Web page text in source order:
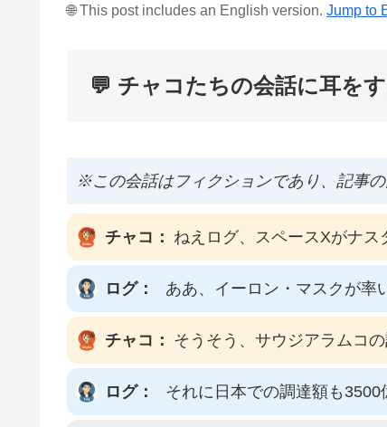
🌐 This post includes an English version. Jump to
💬 チャコたちの会話に耳を
※この会話はフィクションであり、記事の
チャコ： ねえログ、スペースXがナス
ログ： ああ、イーロン・マスクが率
チャコ： そうそう、サウジアラムコ
ログ： それに日本での調達額も3500